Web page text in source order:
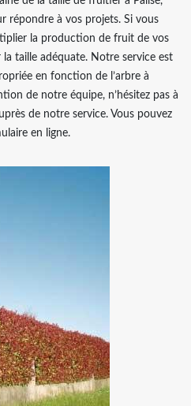
répondre à vos projets. Si vous
la production de fruit de vos
taille adéquate. Notre service est
en fonction de l’arbre à
de notre équipe, n’hésitez pas à
de notre service. Vous pouvez
en ligne.